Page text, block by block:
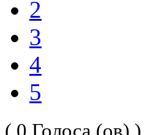
2
3
4
5